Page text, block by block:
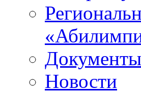
Документы
Новости